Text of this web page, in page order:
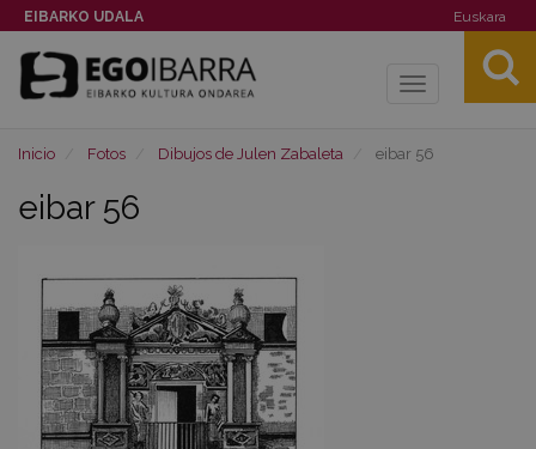
EIBARKO UDALA Euskara
Toggle
Inicio Fotos Dibujos de Julen Zabaleta eibar 56
eibar 56